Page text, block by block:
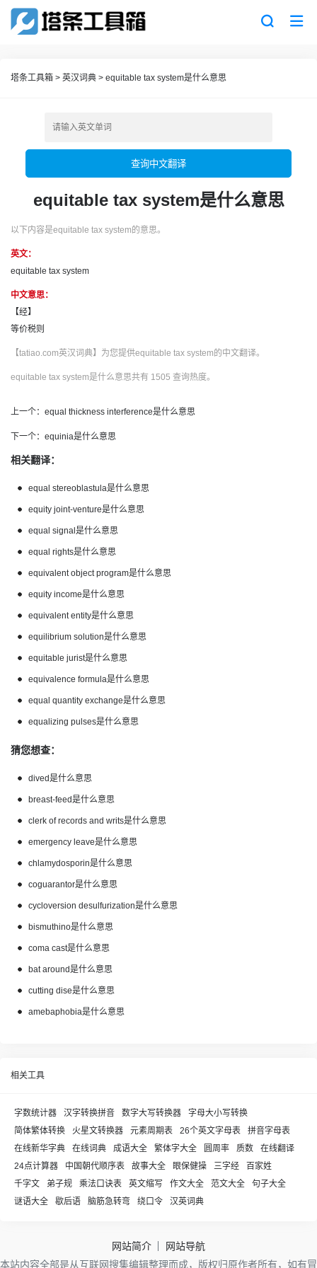
塔条工具箱 > 英汉词典 > equitable tax system是什么意思
查询中文翻译
equitable tax system是什么意思
以下内容是equitable tax system的意思。
英文：
equitable tax system
中文意思：
【经】
等价税则
【tatiao.com英汉词典】为您提供equitable tax system的中文翻译。
equitable tax system是什么意思共有 1505 查询热度。
上一个： equal thickness interference是什么意思
下一个： equinia是什么意思
相关翻译：
equal stereoblastula是什么意思
equity joint-venture是什么意思
equal signal是什么意思
equal rights是什么意思
equivalent object program是什么意思
equity income是什么意思
equivalent entity是什么意思
equilibrium solution是什么意思
equitable jurist是什么意思
equivalence formula是什么意思
equal quantity exchange是什么意思
equalizing pulses是什么意思
猜您想查：
dived是什么意思
breast-feed是什么意思
clerk of records and writs是什么意思
emergency leave是什么意思
chlamydosporin是什么意思
coguarantor是什么意思
cycloversion desulfurization是什么意思
bismuthino是什么意思
coma cast是什么意思
bat around是什么意思
cutting dise是什么意思
amebaphobia是什么意思
相关工具
字数统计器 汉字转换拼音 数字大写转换器
字母大小写转换
简体繁体转换
火星文转换器 元素周期表 26个英文字母表
拼音字母表
在线新华字典
在线词典 成语大全 繁体字大全 圆周率 质数
在线翻译
24点计算器
中国朝代顺序表 故事大全 眼保健操 三字经
百家姓
千字文
弟子规 乘法口诀表 英文缩写 作文大全 范文大全
句子大全
谜语大全
歇后语 脑筋急转弯 绕口令 汉英词典
网站简介
网站导航
本站内容全部是从互联网搜集编辑整理而成，版权归原作者所有，如有冒